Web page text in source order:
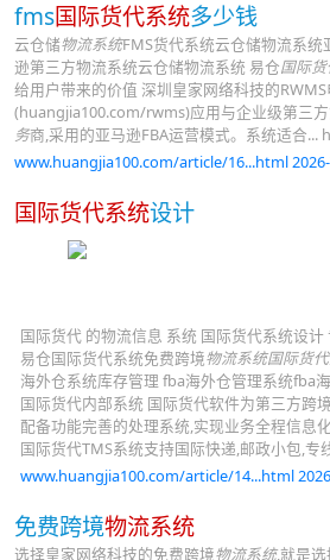
fms国际货代系统多少钱
云仓储物流系统FMS货代系统云仓储物流系
逊第三方物流系统云仓储物流系统 易仓国际
给用户带来的价值 深圳皇家网络科技的
(huangjia100.com/rwms)应用与企业级第三
务商,采用的亚马逊FBA运营模式。系统适合...
www.huangjia100.com/article/16...html
国际货代系统设计
国际货代 的物流信息 系统 国际货代系统设计
易仓国际货代系统免费跨境物流系统国际货代
海外仓系统库存管理 fba海外仓管理系统fba
国际货代内部系统 国际货代软件为第三方跨境
配备功能完善的处理系统,实现业务全程信息
国际货代TMS系统支持国际快递,邮政小包,专
www.huangjia100.com/article/14...html
免费跨境物流系统
选择皇家网络科技的免费跨境物流系统,就是